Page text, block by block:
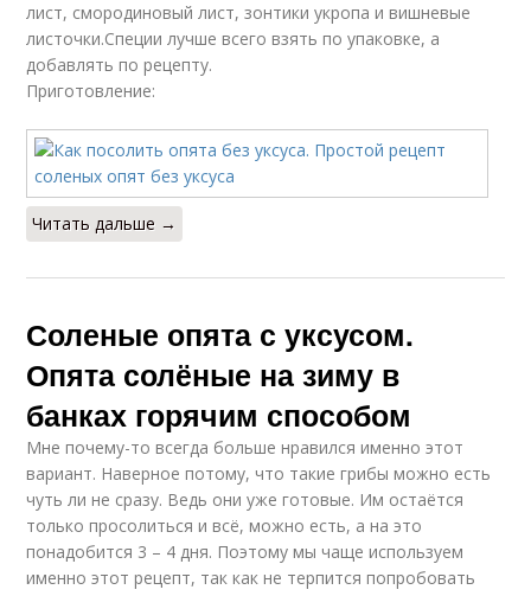
лист, смородиновый лист, зонтики укропа и вишневые
листочки.Специи лучше всего взять по упаковке, а
добавлять по рецепту.
Приготовление:
Читать дальше →
Соленые опята с уксусом.
Опята солёные на зиму в
банках горячим способом
Мне почему-то всегда больше нравился именно этот
вариант. Наверное потому, что такие грибы можно есть
чуть ли не сразу. Ведь они уже готовые. Им остаётся
только просолиться и всё, можно есть, а на это
понадобится 3 – 4 дня. Поэтому мы чаще используем
именно этот рецепт, так как не терпится попробовать